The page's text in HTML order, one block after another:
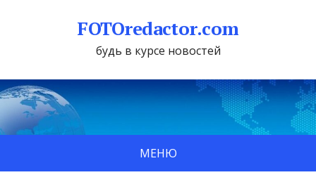
FOTOredactor.com
будь в курсе новостей
МЕНЮ